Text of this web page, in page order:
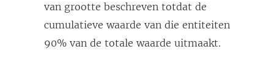
van grootte beschreven totdat de
cumulatieve waarde van die entiteiten
90% van de totale waarde uitmaakt.